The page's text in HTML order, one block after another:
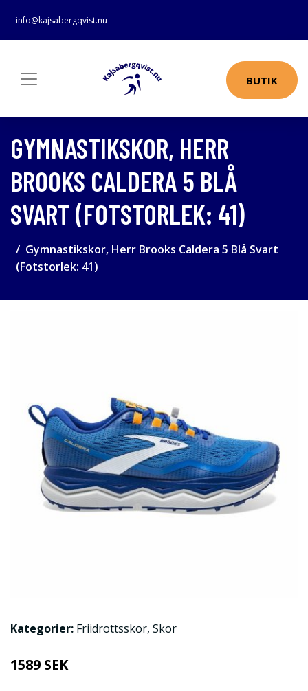
info@kajsabergqvist.nu
BUTIK
GYMNASTIKSKOR, HERR
BROOKS CALDERA 5 BLÅ
SVART (FOTSTORLEK: 41)
Gymnastikskor, Herr Brooks Caldera 5 Blå Svart
(Fotstorlek: 41)
Kategorier: Friidrottsskor, Skor
1589 SEK